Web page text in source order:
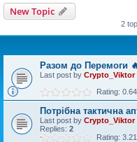
New Topic
2
Разом до Перемоги
Last post by Crypto_Viktor
Rating:
Потрібна тактична
Last post by Crypto_Viktor
Replies: 2
Rating: